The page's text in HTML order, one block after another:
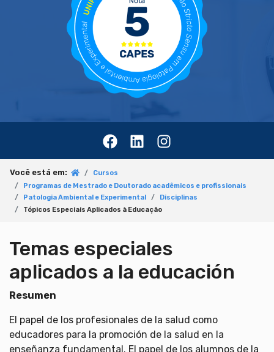
Você está em:
Cursos
Programas de Mestrado e Doutorado acadêmicos e profissionais
Patologia Ambiental e Experimental
Disciplinas
Tópicos Especiais Aplicados à Educação
Temas especiales
aplicados a la educación
Resumen
El papel de los profesionales de la salud como
educadores para la promoción de la salud en la
enseñanza fundamental. El papel de los alumnos de la